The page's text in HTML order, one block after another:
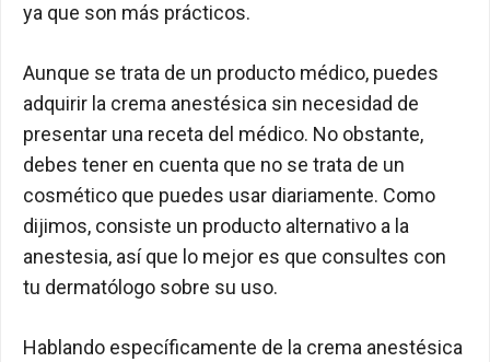
ya que son más prácticos.
Aunque se trata de un producto médico, puedes
adquirir la crema anestésica sin necesidad de
presentar una receta del médico. No obstante,
debes tener en cuenta que no se trata de un
cosmético que puedes usar diariamente. Como
dijimos, consiste un producto alternativo a la
anestesia, así que lo mejor es que consultes con
tu dermatólogo sobre su uso.
Hablando específicamente de la crema anestésica